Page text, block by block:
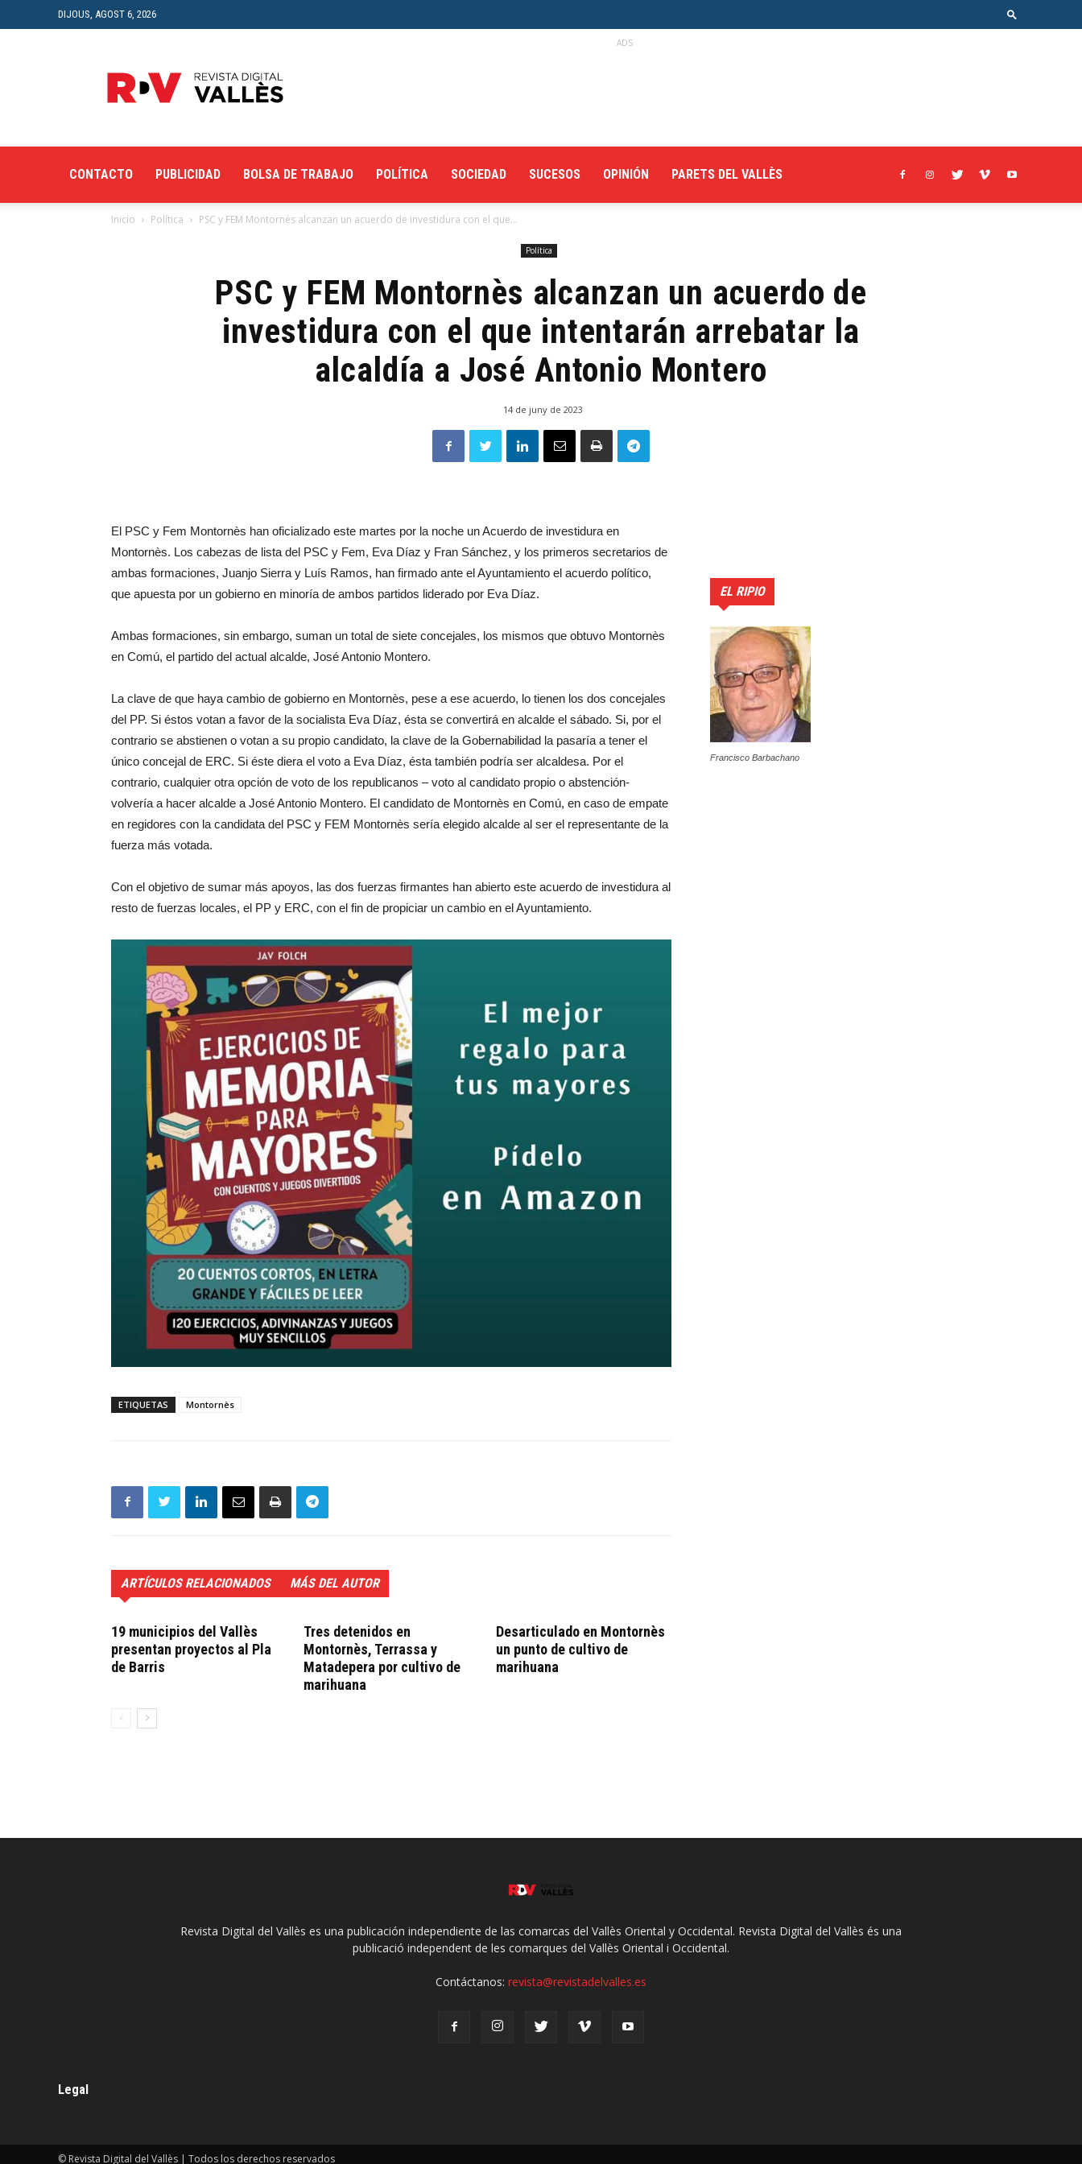
DIJOUS, AGOST 6, 2026
Digital
del
ADS
CONTACTO PUBLICIDAD BOLSA DE TRABAJO POLÍTICA SOCIEDAD SUCESOS OPINIÓN PARETS DEL VALLÈS
Inicio Política PSC y FEM Montornès alcanzan un acuerdo de investidura con el que...
Política
PSC y FEM Montornès alcanzan un acuerdo de
investidura con el que intentarán arrebatar la
alcaldía a José Antonio Montero
14 de juny de 2023
El PSC y Fem Montornès han oficializado este martes por la noche un Acuerdo de investidura en
Montornès. Los cabezas de lista del PSC y Fem, Eva Díaz y Fran Sánchez, y los primeros secretarios de
ambas formaciones, Juanjo Sierra y Luís Ramos, han firmado ante el Ayuntamiento el acuerdo político,
que apuesta por un gobierno en minoría de ambos partidos liderado por Eva Díaz.
Ambas formaciones, sin embargo, suman un total de siete concejales, los mismos que obtuvo Montornès
en Comú, el partido del actual alcalde, José Antonio Montero.
La clave de que haya cambio de gobierno en Montornès, pese a ese acuerdo, lo tienen los dos concejales
del PP. Si éstos votan a favor de la socialista Eva Díaz, ésta se convertirá en alcalde el sábado. Si, por el
contrario se abstienen o votan a su propio candidato, la clave de la Gobernabilidad la pasaría a tener el
único concejal de ERC. Si éste diera el voto a Eva Díaz, ésta también podría ser alcaldesa. Por el
contrario, cualquier otra opción de voto de los republicanos – voto al candidato propio o abstención-
volvería a hacer alcalde a José Antonio Montero. El candidato de Montornès en Comú, en caso de empate
en regidores con la candidata del PSC y FEM Montornès sería elegido alcalde al ser el representante de la
fuerza más votada.
Con el objetivo de sumar más apoyos, las dos fuerzas firmantes han abierto este acuerdo de investidura al
resto de fuerzas locales, el PP y ERC, con el fin de propiciar un cambio en el Ayuntamiento.
ETIQUETAS Montornès
ARTÍCULOS RELACIONADOS MÁS DEL AUTOR
19 municipios del Vallès
presentan proyectos al Pla
de Barris
Tres detenidos en
Montornès, Terrassa y
Matadepera por cultivo de
marihuana
Desarticulado en Montornès
un punto de cultivo de
marihuana
EL RIPIO
Francisco Barbachano
Revista Digital del Vallès es una publicación independiente de las comarcas del Vallès Oriental y Occidental. Revista Digital del Vallès és una
publicació independent de les comarques del Vallès Oriental i Occidental.
Contáctanos: revista@revistadelvalles.es
Legal
© Revista Digital del Vallès | Todos los derechos reservados